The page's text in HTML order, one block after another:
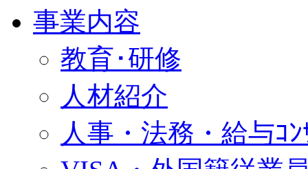
事業内容
教育･研修
人材紹介
人事・法務・給与ｺﾝ